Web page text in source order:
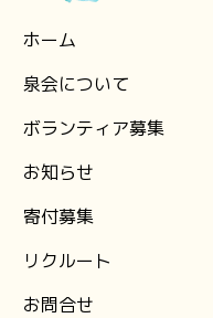
ホーム
泉会について
ボランティア募集
お知らせ
⁨寄付募集
リクルート
お問合せ